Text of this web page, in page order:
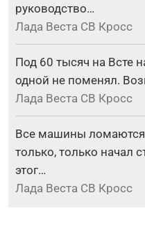
руководство…
Лада Веста СВ Кросс
Под 60 тысяч на Всте
одной не поменял.
Лада Веста СВ Кросс
Все машины
только, только начал
этог…
Лада Веста СВ Кросс